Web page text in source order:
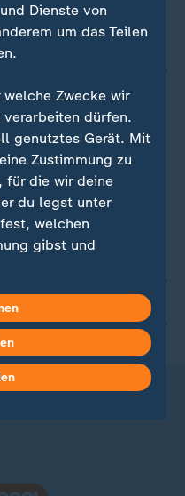
Dienste von
um das Teilen
Zwecke wir
dürfen.
genutztes Gerät. Mit
Zustimmung zu
für die wir deine
du legst unter
welchen
gibst und
oder ändern.
du in unserer